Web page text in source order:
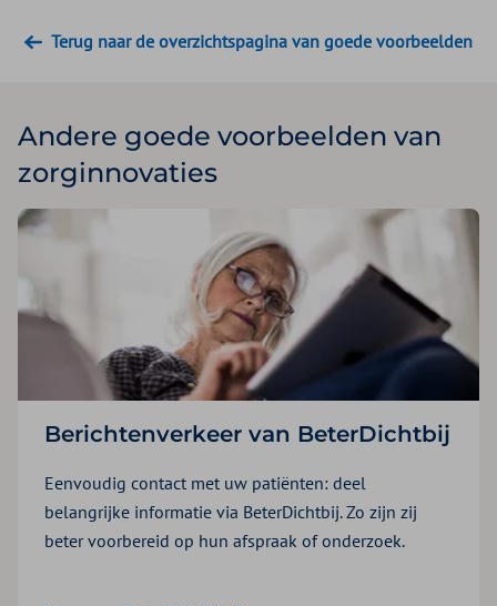
Terug naar de overzichtspagina van goede voorbeelden
Andere goede voorbeelden van
zorginnovaties
Berichtenverkeer van BeterDichtbij
Eenvoudig contact met uw patiënten: deel
belangrijke informatie via BeterDichtbij. Zo zijn zij
beter voorbereid op hun afspraak of onderzoek.